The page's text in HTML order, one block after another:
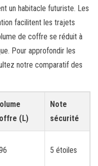
un habitacle futuriste. Les
facilitent les trajets
de coffre se réduit à
Pour approfondir les
notre comparatif des
(L)
Note
sécurité
5 étoiles